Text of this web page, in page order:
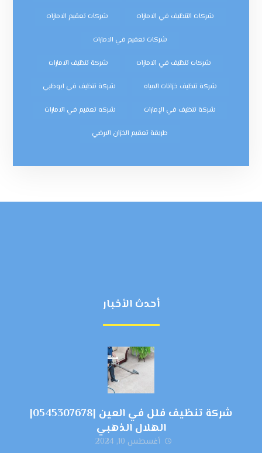
شركات التنظيف في الامارات شركات تعقيم الامارات
شركات تعقيم في الامارات
شركات تنظيف في الامارات شركة تنظيف الامارات
شركة تنظيف خزانات المياه شركة تنظيف في ابوظبي
شركة تنظيف في الإمارات شركه تعقيم في الامارات
طريقة تعقيم الخزان الارضي
أحدث الأخبار
شركة تنظيف فلل في العين |0545307678|
الهلال الذهبي
أغسطس 10, 2024